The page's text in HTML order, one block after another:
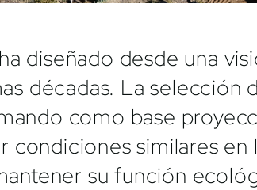
diseñado desde una
décadas. La selección
como base
similares en
su función